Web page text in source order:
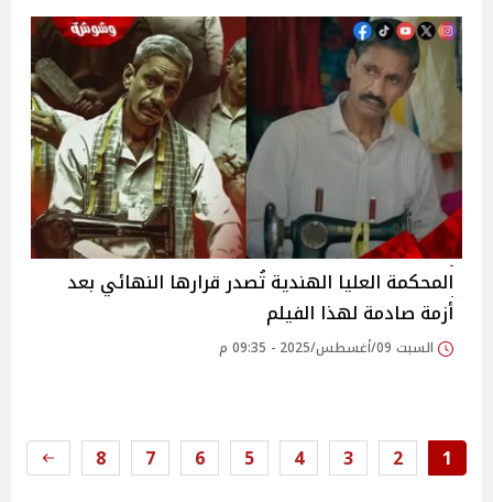
المحكمة العليا الهندية تُصدر قرارها النهائي بعد
أزمة صادمة لهذا الفيلم
السبت 09/أغسطس/2025 - 09:35 م
1
2
3
4
5
6
7
8